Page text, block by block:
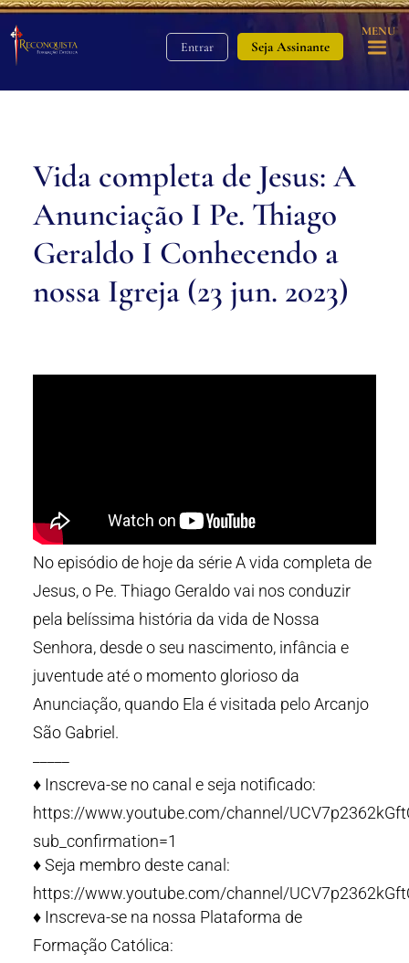
Entrar Seja Assinante
MENU
Vida completa de Jesus: A
Anunciação I Pe. Thiago
Geraldo I Conhecendo a
nossa Igreja (23 jun. 2023)
No episódio de hoje da série A vida completa de
Jesus, o Pe. Thiago Geraldo vai nos conduzir
pela belíssima história da vida de Nossa
Senhora, desde o seu nascimento, infância e
juventude até o momento glorioso da
Anunciação, quando Ela é visitada pelo Arcanjo
São Gabriel.
♦️ Inscreva-se no canal e seja notificado:
https://www.youtube.com/channel/
sub_confirmation=1
♦️ Seja membro deste canal:
https://www.youtube.com/channel/
♦️ Inscreva-se na nossa Plataforma de
Formação Católica: